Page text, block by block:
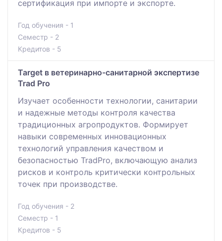
сертификация при импорте и экспорте.
Год обучения - 1
Семестр - 2
Кредитов - 5
Target в ветеринарно-санитарной экспертизе
Trad Pro
Изучает особенности технологии, санитарии
и надежные методы контроля качества
традиционных агропродуктов. Формирует
навыки современных инновационных
технологий управления качеством и
безопасностью TradPro, включающую анализ
рисков и контроль критически контрольных
точек при производстве.
Год обучения - 2
Семестр - 1
Кредитов - 5